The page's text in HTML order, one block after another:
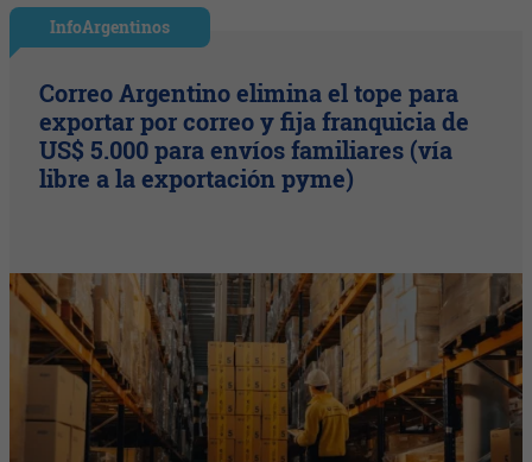
InfoArgentinos
Correo Argentino elimina el tope para
exportar por correo y fija franquicia de
US$ 5.000 para envíos familiares (vía
libre a la exportación pyme)